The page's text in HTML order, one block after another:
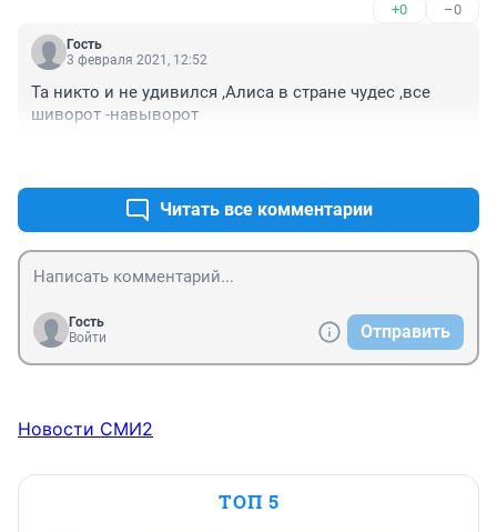
+0 –0
Гость
3 февраля 2021, 12:52
Та никто и не удивился ,Алиса в стране чудес ,все
шиворот -навыворот
Читать все комментарии
Гость
Войти
Отправить
Новости СМИ2
ТОП 5